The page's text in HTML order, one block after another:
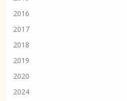
2016
2017
2018
2019
2020
2024